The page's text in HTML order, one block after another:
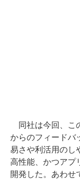
同社は今回、こ
からのフィードバ
易さや利活用のし
高性能、かつアプ
開発した。あわせ